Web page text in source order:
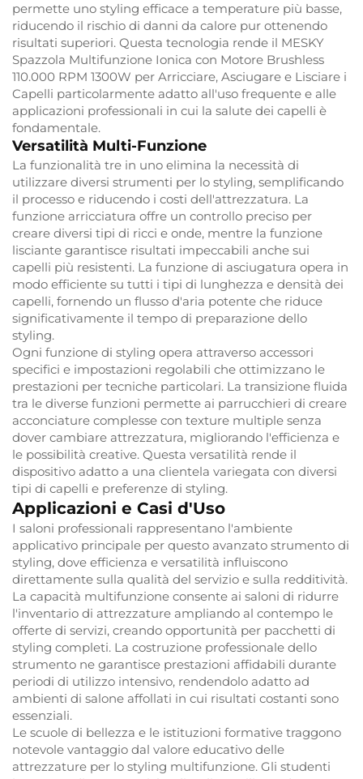
permette uno styling efficace a temperature più basse,
riducendo il rischio di danni da calore pur ottenendo
risultati superiori. Questa tecnologia rende il MESKY
Spazzola Multifunzione Ionica con Motore Brushless
110.000 RPM 1300W per Arricciare, Asciugare e Lisciare i
Capelli particolarmente adatto all'uso frequente e alle
applicazioni professionali in cui la salute dei capelli è
fondamentale.
Versatilità Multi-Funzione
La funzionalità tre in uno elimina la necessità di
utilizzare diversi strumenti per lo styling, semplificando
il processo e riducendo i costi dell'attrezzatura. La
funzione arricciatura offre un controllo preciso per
creare diversi tipi di ricci e onde, mentre la funzione
lisciante garantisce risultati impeccabili anche sui
capelli più resistenti. La funzione di asciugatura opera in
modo efficiente su tutti i tipi di lunghezza e densità dei
capelli, fornendo un flusso d'aria potente che riduce
significativamente il tempo di preparazione dello
styling.
Ogni funzione di styling opera attraverso accessori
specifici e impostazioni regolabili che ottimizzano le
prestazioni per tecniche particolari. La transizione fluida
tra le diverse funzioni permette ai parrucchieri di creare
acconciature complesse con texture multiple senza
dover cambiare attrezzatura, migliorando l'efficienza e
le possibilità creative. Questa versatilità rende il
dispositivo adatto a una clientela variegata con diversi
tipi di capelli e preferenze di styling.
Applicazioni e Casi d'Uso
I saloni professionali rappresentano l'ambiente
applicativo principale per questo avanzato strumento di
styling, dove efficienza e versatilità influiscono
direttamente sulla qualità del servizio e sulla redditività.
La capacità multifunzione consente ai saloni di ridurre
l'inventario di attrezzature ampliando al contempo le
offerte di servizi, creando opportunità per pacchetti di
styling completi. La costruzione professionale dello
strumento ne garantisce prestazioni affidabili durante
periodi di utilizzo intensivo, rendendolo adatto ad
ambienti di salone affollati in cui risultati costanti sono
essenziali.
Le scuole di bellezza e le istituzioni formative traggono
notevole vantaggio dal valore educativo delle
attrezzature per lo styling multifunzione. Gli studenti